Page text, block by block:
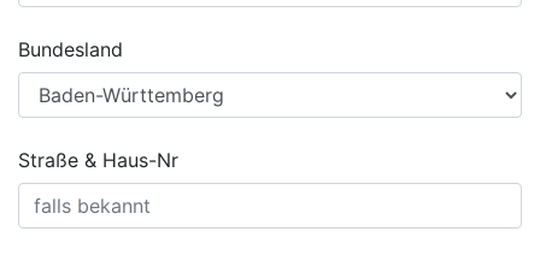
Bundesland
Straße & Haus-Nr